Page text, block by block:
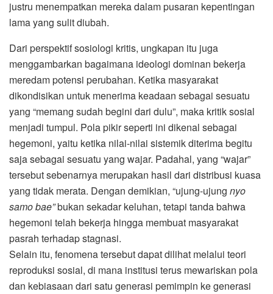
justru menempatkan mereka dalam pusaran kepentingan
lama yang sulit diubah.
Dari perspektif sosiologi kritis, ungkapan itu juga
menggambarkan bagaimana ideologi dominan bekerja
meredam potensi perubahan. Ketika masyarakat
dikondisikan untuk menerima keadaan sebagai sesuatu
yang “memang sudah begini dari dulu”, maka kritik sosial
menjadi tumpul. Pola pikir seperti ini dikenal sebagai
hegemoni, yaitu ketika nilai-nilai sistemik diterima begitu
saja sebagai sesuatu yang wajar. Padahal, yang “wajar”
tersebut sebenarnya merupakan hasil dari distribusi kuasa
yang tidak merata. Dengan demikian, “ujung-ujung nyo
samo bae”bukan sekadar keluhan, tetapi tanda bahwa
hegemoni telah bekerja hingga membuat masyarakat
pasrah terhadap stagnasi.
Selain itu, fenomena tersebut dapat dilihat melalui teori
reproduksi sosial, di mana institusi terus mewariskan pola
dan kebiasaan dari satu generasi pemimpin ke generasi